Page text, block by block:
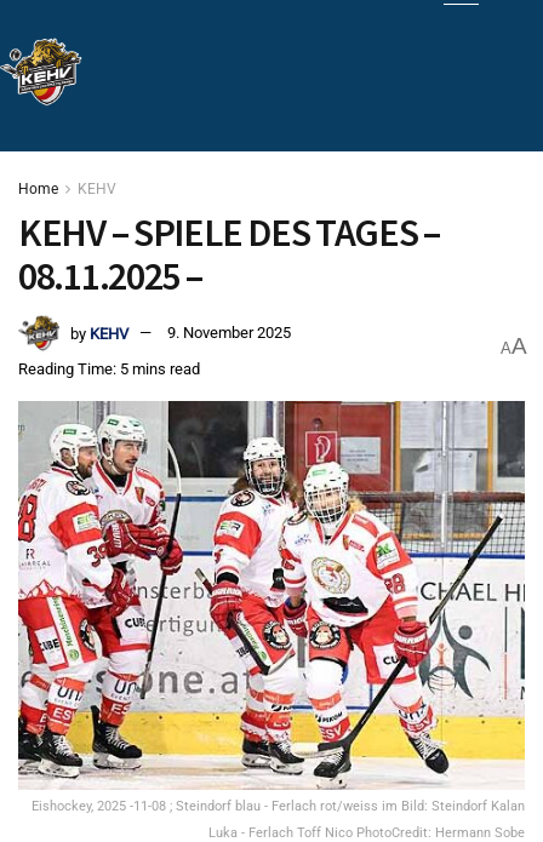
Home KEHV
KEHV – SPIELE DES TAGES –
08.11.2025 –
by KEHV
9. November 2025
Reading Time: 5 mins read
AA
Eishockey, 2025 -11-08 ; Steindorf blau - Ferlach rot/weiss im Bild: Steindorf Kalan
Luka - Ferlach Toff Nico PhotoCredit: Hermann Sobe